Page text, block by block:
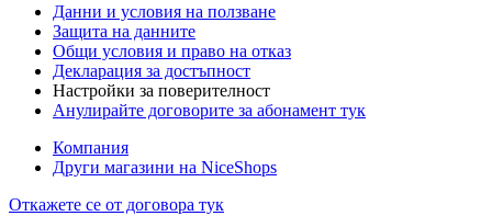
Данни и условия на ползване
Защита на данните
Общи условия и право на отказ
Декларация за достъпност
Настройки за поверителност
Анулирайте договорите за абонамент тук
Компания
Други магазини на NiceShops
Откажете се от договора тук